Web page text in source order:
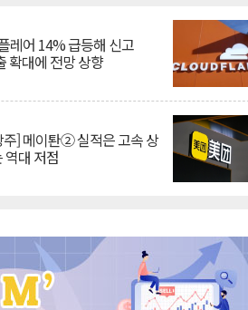
레어 14% 급등해 신고
확대에 전망 상향
주] 메이퇀② 실적은 고속 상
역대 저점